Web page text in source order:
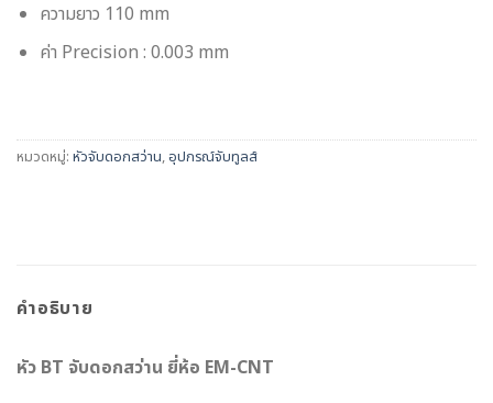
ความยาว 110 mm
ค่า Precision : 0.003 mm
หมวดหมู่: หัวจับดอกสว่าน,อุปกรณ์จับทูลส์
คำอธิบาย
หัว BT จับดอกสว่าน ยี่ห้อ EM-CNT